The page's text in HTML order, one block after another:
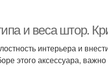
и веса штор.
интерьера и
этого аксессуара, важно